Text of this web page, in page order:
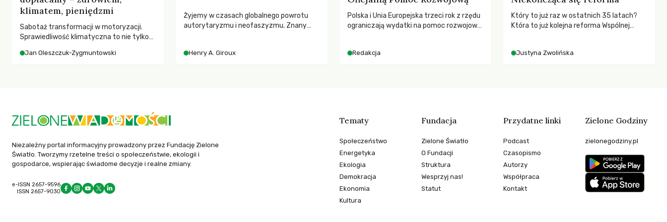
klimatem, pieniędzmi
Sabotaż transformacji w motoryzacji.
Sprawiedliwość klimatyczna to nie tylko
ponosi konsekwencje globalnego
Jan Oleszczuk-Zygmuntowski
Żyjemy w czasach globalnego powrotu
autorytaryzmu i neofaszyzmu. Znany
społeczeństwo. Czy współczesne
Henry A. Giroux
Polska i Unia Europejska trzeci rok z rzędu
ograniczają wydatki na pomoc rozwojową
dla krajów najbardziej potrzebujących, a
Redakcja
Który to już raz w ostatnich 35 latach?
Która to już kolejna reforma Wspólnej
społeczne?
Justyna Zwolińska
Niezależny portal informacyjny prowadzony przez Fundację Zielone
Światło. Tworzymy rzetelne treści o społeczeństwie, ekologii i
gospodarce, wspierając świadome decyzje i realne zmiany.
e-ISSN 2657-9596
ISSN 2657-9030
Tematy
Społeczeństwo
Energetyka
Ekologia
Demokracja
Ekonomia
Kultura
Fundacja
Zielone Światło
O Fundacji
Struktura
Wesprzyj nas!
Statut
Przydatne linki
Podcast
Czasopismo
Autorzy
Współpraca
Kontakt
Zielone Godziny
zielonegodziny.pl